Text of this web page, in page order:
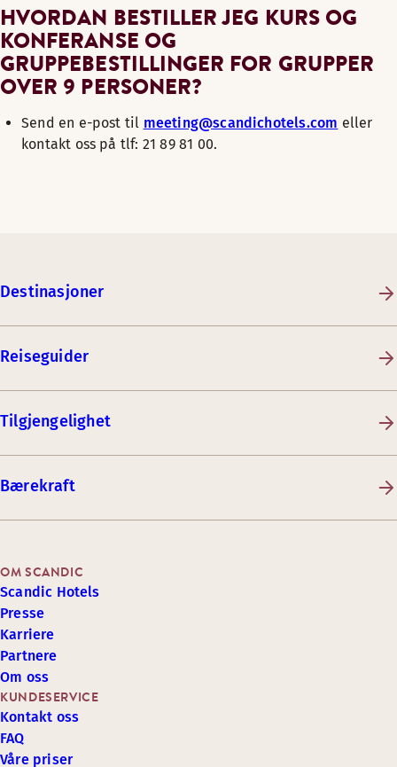
HVORDAN BESTILLER JEG KURS OG
KONFERANSE OG
GRUPPEBESTILLINGER FOR GRUPPER
OVER 9 PERSONER?
Send en e-post til meeting@scandichotels.com eller
kontakt oss på tlf: 21 89 81 00.
Destinasjoner
Reiseguider
Tilgjengelighet
Bærekraft
KUNDESERVICE
Kontakt oss
FAQ
Våre priser
OM SCANDIC
Scandic Hotels
Presse
Karriere
Partnere
Om oss